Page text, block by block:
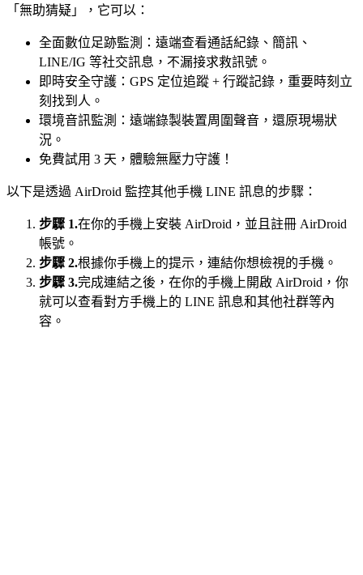
「無助猜疑」，它可以：
全面數位足跡監測：遠端查看通話紀錄、簡訊、
LINE/IG 等社交訊息，不漏接求救訊號。
即時安全守護：GPS 定位追蹤 + 行蹤記錄，重要時刻立
刻找到人。
環境音訊監測：遠端錄製裝置周圍聲音，還原現場狀
況。
免費試用 3 天，體驗無壓力守護！
以下是透過 AirDroid 監控其他手機 LINE 訊息的步驟：
步驟 1.在你的手機上安裝 AirDroid，並且註冊 AirDroid
帳號。
步驟 2.根據你手機上的提示，連結你想檢視的手機。
步驟 3.完成連結之後，在你的手機上開啟 AirDroid，你
就可以查看對方手機上的 LINE 訊息和其他社群等內
容。